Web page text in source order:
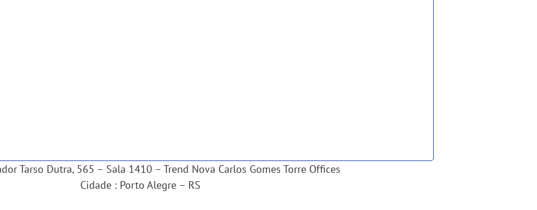
Tarso Dutra, 565 – Sala 1410 – Trend Nova Carlos Gomes Torre Offices
Cidade : Porto Alegre – RS